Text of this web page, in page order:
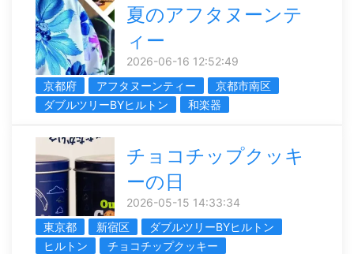
夏のアフタヌーンテ
ィー
2026-06-16 12:52:49
京都府
アフタヌーンティー
京都市南区
ダブルツリーBYヒルトン
和楽器
チョコチップクッキ
ーの日
2026-05-15 14:33:34
東京都
新宿区
ダブルツリーBYヒルトン
ヒルトン
チョコチップクッキー